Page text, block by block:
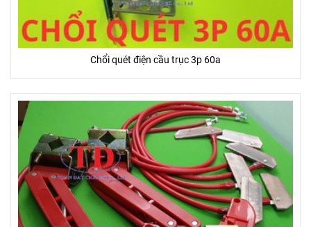
Chổi quét điện cầu trục 3p 60a